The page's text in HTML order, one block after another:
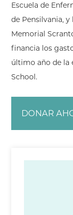
Escuela de
de Pensilvania,
Memorial
financia los
último año de la
School.
DONAR